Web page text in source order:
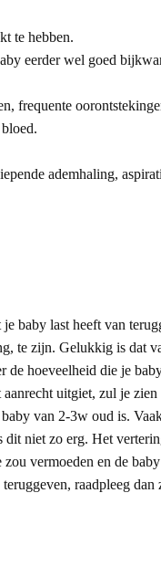
te hebben.
eerder wel goed
frequente
ademhaling,
baby last heeft van
te zijn. Gelukkig is dat
hoeveelheid die je
uitgiet, zul je
van 2-3w oud is.
dit niet zo erg. Het
vermoeden en de
raadpleeg dan